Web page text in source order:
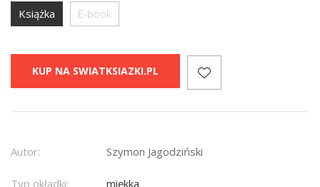
Książka E-book
KUP NA SWIATKSIAZKI.PL
Autor: Szymon Jagodziński
Typ okładki: miękka